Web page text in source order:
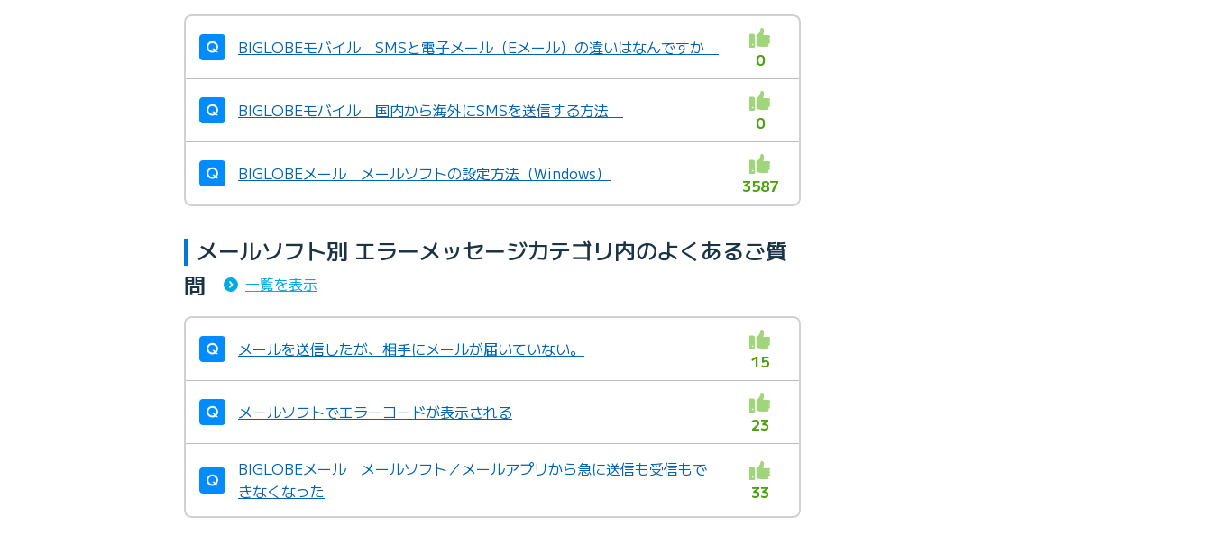
BIGLOBEモバイル SMSと電子メール（Eメール）の違いはなんですか
0
BIGLOBEモバイル 国内から海外にSMSを送信する方法
0
BIGLOBEメール メールソフトの設定方法（Windows）
3587
メールソフト別 エラーメッセージカテゴリ内のよくあるご質
問
一覧を表示
メールを送信したが、相手にメールが届いていない。
15
メールソフトでエラーコードが表示される
23
BIGLOBEメール メールソフト／メールアプリから急に送信も受信もで
きなくなった
33